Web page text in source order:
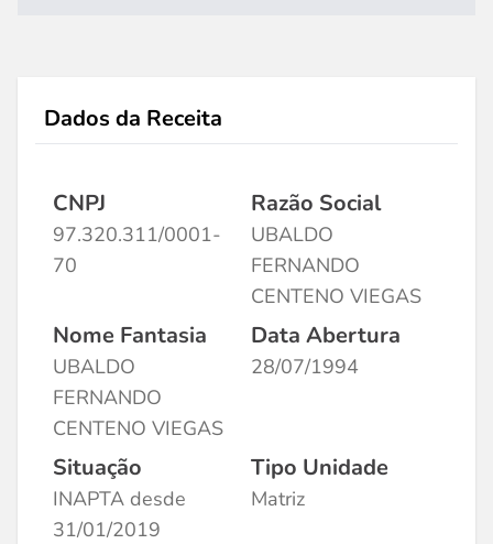
Dados da Receita
CNPJ
97.320.311/0001-
70
Razão Social
UBALDO
FERNANDO
CENTENO VIEGAS
Nome Fantasia
UBALDO
FERNANDO
CENTENO VIEGAS
Data Abertura
28/07/1994
Situação
INAPTA desde
31/01/2019
Tipo Unidade
Matriz